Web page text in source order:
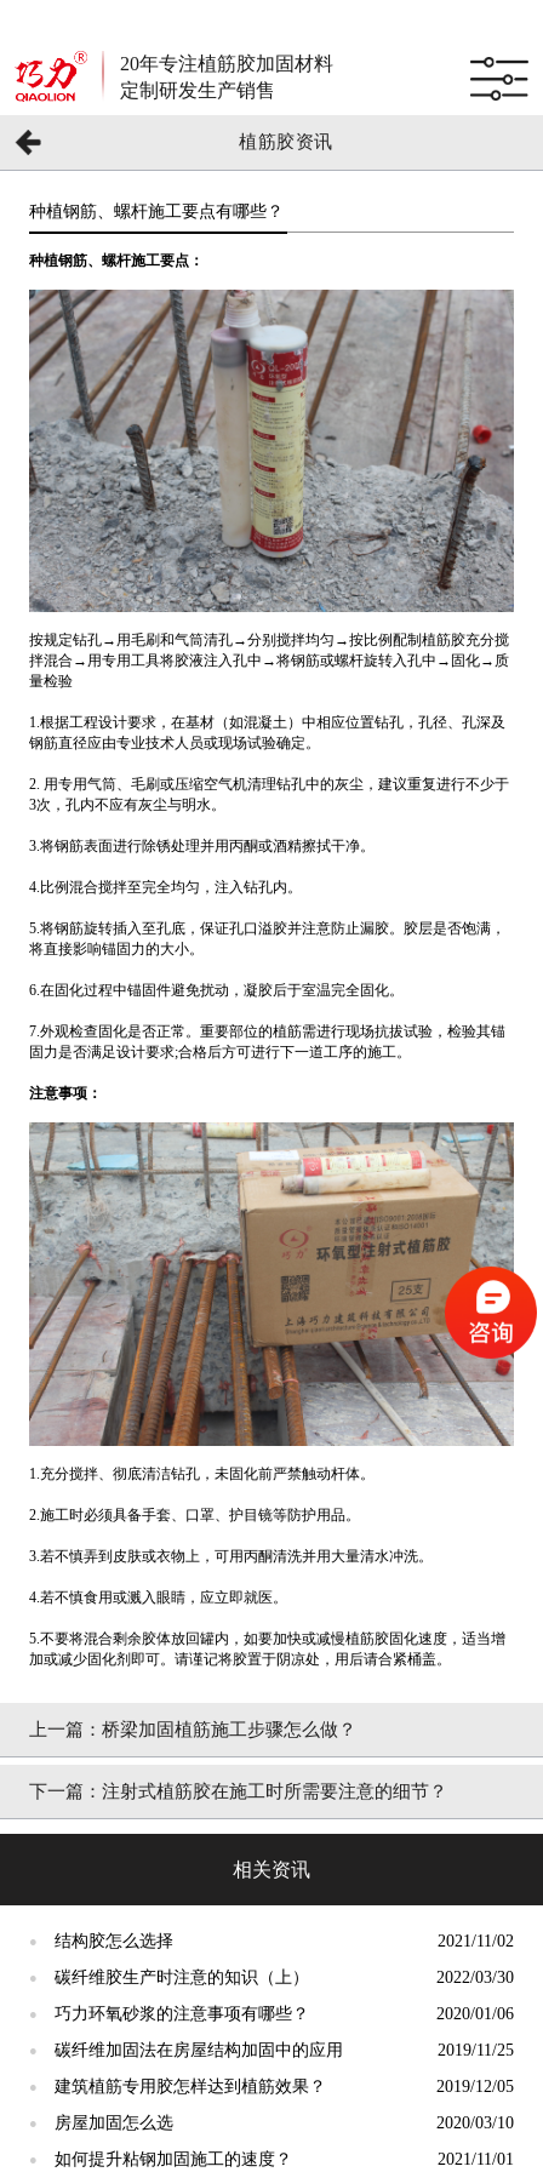
20年专注植筋胶加固材料
定制研发生产销售
植筋胶资讯
种植钢筋、螺杆施工要点有哪些？
种植钢筋、螺杆施工要点：
按规定钻孔→用毛刷和气筒清孔→分别搅拌均匀→按比例配制植筋胶充分搅
拌混合→用专用工具将胶液注入孔中→将钢筋或螺杆旋转入孔中→固化→质
量检验
1.根据工程设计要求，在基材（如混凝土）中相应位置钻孔，孔径、孔深及
钢筋直径应由专业技术人员或现场试验确定。
2. 用专用气筒、毛刷或压缩空气机清理钻孔中的灰尘，建议重复进行不少于
3次，孔内不应有灰尘与明水。
3.将钢筋表面进行除锈处理并用丙酮或酒精擦拭干净。
4.比例混合搅拌至完全均匀，注入钻孔内。
5.将钢筋旋转插入至孔底，保证孔口溢胶并注意防止漏胶。胶层是否饱满，
将直接影响锚固力的大小。
6.在固化过程中锚固件避免扰动，凝胶后于室温完全固化。
7.外观检查固化是否正常。重要部位的植筋需进行现场抗拔试验，检验其锚
固力是否满足设计要求;合格后方可进行下一道工序的施工。
注意事项：
1.充分搅拌、彻底清洁钻孔，未固化前严禁触动杆体。
2.施工时必须具备手套、口罩、护目镜等防护用品。
3.若不慎弄到皮肤或衣物上，可用丙酮清洗并用大量清水冲洗。
4.若不慎食用或溅入眼睛，应立即就医。
5.不要将混合剩余胶体放回罐内，如要加快或减慢植筋胶固化速度，适当增
加或减少固化剂即可。请谨记将胶置于阴凉处，用后请合紧桶盖。
上一篇： 桥梁加固植筋施工步骤怎么做？
下一篇： 注射式植筋胶在施工时所需要注意的细节？
相关资讯
● 结构胶怎么选择 2021/11/02
● 碳纤维胶生产时注意的知识（上） 2022/03/30
● 巧力环氧砂浆的注意事项有哪些？ 2020/01/06
● 碳纤维加固法在房屋结构加固中的应用 2019/11/25
● 建筑植筋专用胶怎样达到植筋效果？ 2019/12/05
● 房屋加固怎么选 2020/03/10
● 如何提升粘钢加固施工的速度？ 2021/11/01